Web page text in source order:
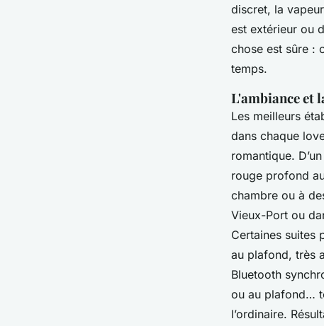
discret, la
est extérieur ou
chose est sûre :
temps.
L'ambiance et
Les meilleurs
dans chaque
romantique.
rouge profond
chambre ou à
Vieux-Port ou
Certaines suites
au plafond, très
Bluetooth
ou au plafond…
l’ordinaire.